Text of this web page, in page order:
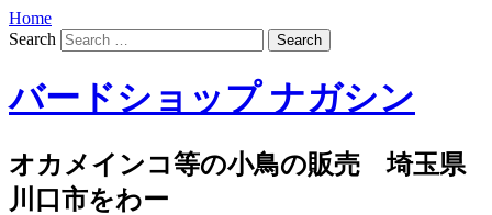
Home
Search
バードショップ ナガシン
オカメインコ等の小鳥の販売 埼玉県
川口市をわー